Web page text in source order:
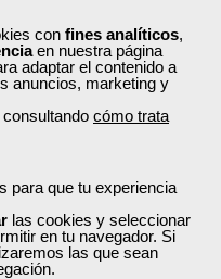
con fines analíticos,
en nuestra página
adaptar el contenido a
anuncios, marketing y
cómo trata
para que tu experiencia
las cookies y seleccionar
en tu navegador. Si
las que sean